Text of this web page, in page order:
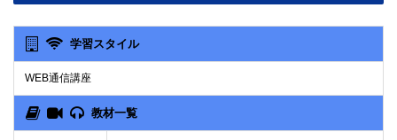
学習スタイル
WEB通信講座
教材一覧